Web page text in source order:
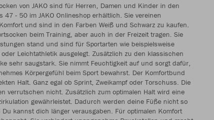
von JAKO sind für Herren, Damen und Kinder in den
47 - 50 im JAKO Onlineshop erhältlich. Sie vereinen
und sind in den Farben Weiß und Schwarz zu kaufen.
beim Training, aber auch in der Freizeit tragen. Sie
stand und sind für Sportarten wie beispielsweise
oder Leichtathletik ausgelegt. Zusätzlich zu den klassischen
sehr saugstark. Sie nimmt Feuchtigkeit auf und sorgt dafür,
Körpergefühl beim Sport bewahrst. Der Komfortbund
Halt. Ganz egal ob Sprint, Zweikampf oder Torschuss. Die
verrutschen nicht. Zusätzlich zum optimalen Halt wird eine
gewährleistet. Dadurch werden deine Füße nicht so
kannst dich länger verausgaben. Für optimalen Komfort